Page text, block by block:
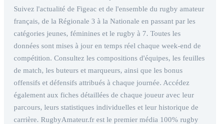
Suivez l'actualité de Figeac et de l'ensemble du rugby amateur
français, de la Régionale 3 à la Nationale en passant par les
catégories jeunes, féminines et le rugby à 7. Toutes les
données sont mises à jour en temps réel chaque week-end de
compétition. Consultez les compositions d'équipes, les feuilles
de match, les buteurs et marqueurs, ainsi que les bonus
offensifs et défensifs attribués à chaque journée. Accédez
également aux fiches détaillées de chaque joueur avec leur
parcours, leurs statistiques individuelles et leur historique de
carrière. RugbyAmateur.fr est le premier média 100% rugby